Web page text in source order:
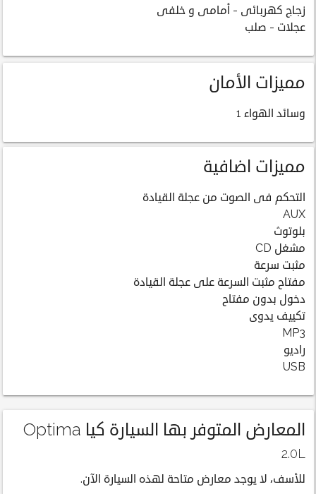
زجاج كهربائى - أمامى و خلفى
عجلات - صلب
مميزات الأمان
وسائد الهواء 1
مميزات اضافية
التحكم فى الصوت من عجلة القيادة
AUX
بلوتوث
مشغل CD
مثبت سرعة
مفتاح مثبت السرعة على عجلة القيادة
دخول بدون مفتاح
تكييف يدوى
MP3
راديو
USB
المعارض المتوفر بها السيارة كيا Optima
2.0L
للأسف، لا يوجد معارض متاحة لهذه السيارة الآن.